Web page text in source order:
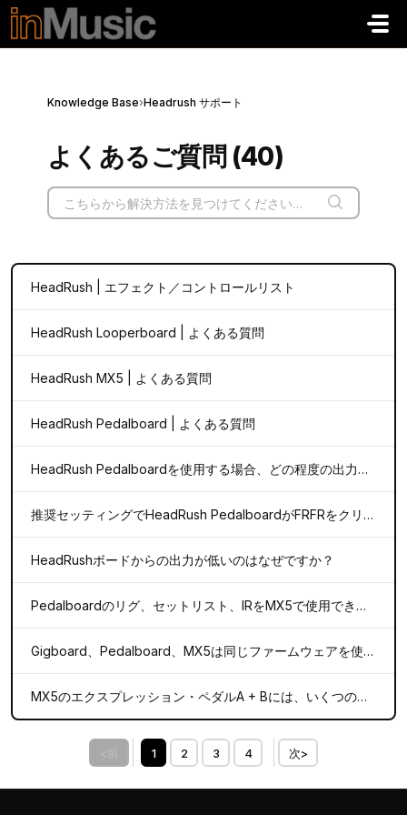
メインコンテンツに移動
Knowledge Base›Headrush サポート
よくあるご質問 (40)
HeadRush | エフェクト／コントロールリスト
HeadRush Looperboard | よくある質問
HeadRush MX5 | よくある質問
HeadRush Pedalboard | よくある質問
HeadRush Pedalboardを使用する場合、どの程度の出力レベルがベストなシグナル・レスポンスになりますか？
推奨セッティングでHeadRush PedalboardがFRFRをクリッピングするのはなぜですか？
HeadRushボードからの出力が低いのはなぜですか？
Pedalboardのリグ、セットリスト、IRをMX5で使用できますか？
Gigboard、Pedalboard、MX5は同じファームウェアを使用していますか？
MX5のエクスプレッション・ペダルA + Bには、いくつのパラメーターをアサインできますか？
1 2 3 4 次>